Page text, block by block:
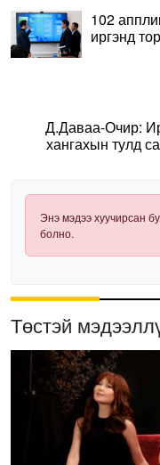
102
иргэнд
Д.Даваа-Очир:
хангахын тулд
Энэ мэдээ хуучирсан
болно.
Төстэй